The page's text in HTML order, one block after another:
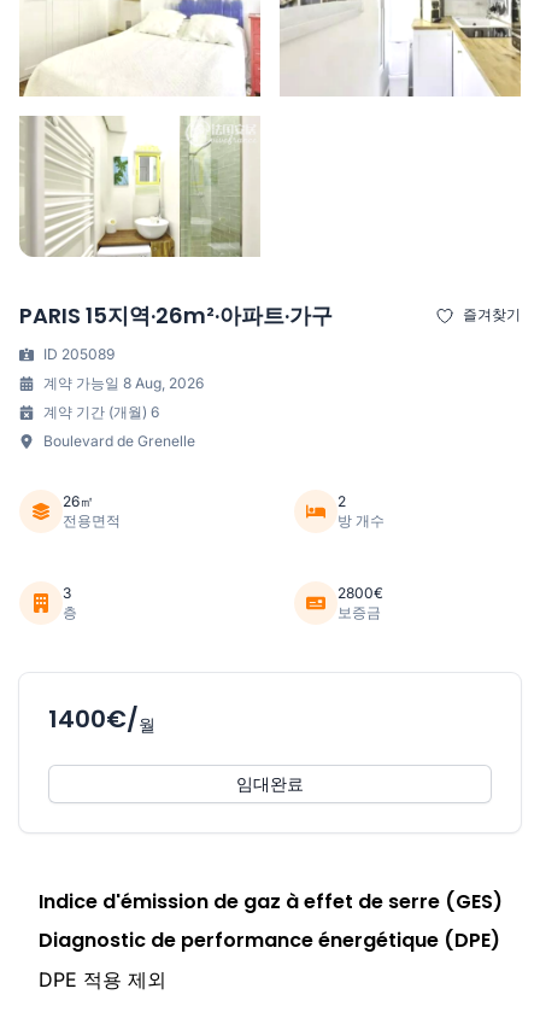
PARIS 15지역·26m²·아파트·가구 즐겨찾기
ID 205089
계약 가능일 8 Aug, 2026
계약 기간 (개월) 6
Boulevard de Grenelle
26㎡
전용면적
2
방 개수
3
층
2800€
보증금
1400€/월
임대완료
Indice d'émission de gaz à effet de serre (GES)
Diagnostic de performance énergétique (DPE)
DPE 적용 제외